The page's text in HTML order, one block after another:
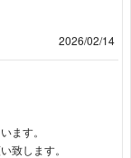
2026/02/14
ます。
致します。